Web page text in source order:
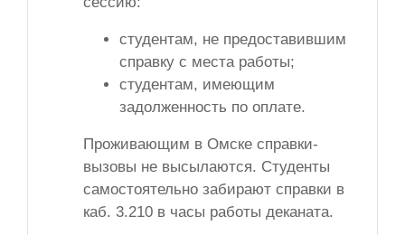
студентам, не предоставившим
справку с места работы;
студентам, имеющим
задолженность по оплате.
Проживающим в Омске справки-
вызовы не высылаются. Студенты
самостоятельно забирают справки в
каб. 3.210 в часы работы деканата.